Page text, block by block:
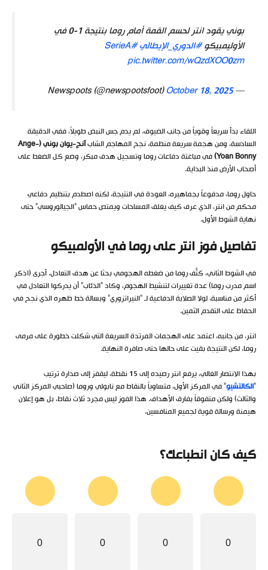
بوني يقود انتر لحسم القمة أمام روما بنتيجة 1-0 في
الأوليمبيكو#الدوري_الإيطالي#SerieA
pic.twitter.com/wQzdXOO0zm
— Newspoots (@newspootsfoot)
October 18, 2025
اللقاء بدأ سريعاً وقوياً من جانب الضيوف. لم يدم جس النبض طويلاً، ففي الدقيقة
السادسة، ومن هجمة سريعة منظمة، نجح المهاجم الشاب
آنج-يوان بوني (Ange-
Yoan Bonny) في مباغتة دفاعات روما وتسجيل هدف مبكر، وضع كل الضغط على
أصحاب الأرض منذ البداية.
حاول روما، مدفوعاً بجماهيره، العودة في النتيجة، لكنه اصطدم بتنظيم دفاعي
محكم من انتر، الذي عرف كيف يغلق المساحات ويمتص حماس “الجيالوروسي” حتى
نهاية الشوط الأول.
تفاصيل فوز انتر على روما في الأولمبيكو
في الشوط الثاني، كثّف روما من ضغطه الهجومي بحثاً عن هدف التعادل. أجرى (اذكر
اسم مدرب روما) عدة تغييرات لتنشيط الهجوم، وكاد “الذئاب” أن يدركوا التعادل في
أكثر من مناسبة، لولا الصلابة الدفاعية لـ “النيراتزوري” وبسالة خط ظهره الذي نجح في
الحفاظ على التقدم الثمين.
انتر، من جانبه، اعتمد على الهجمات المرتدة السريعة التي شكلت خطورة على مرمى
روما، لكن النتيجة بقيت على حالها حتى صافرة النهاية.
بهذا الانتصار الغالي، يرفع انتر رصيده إلى 15 نقطة، ليقفز إلى صدارة ترتيب
“الكالتشيو” في المركز الأول، متساوياً بالنقاط مع نابولي وروما (صاحبي المركز الثاني
والثالث) ولكن متفوقاً بفارق الأهداف. هذا الفوز ليس مجرد ثلاث نقاط، بل هو إعلان
هيمنة ورسالة قوية لجميع المنافسين.
كيف كان انطباعك؟
0
0
0
0